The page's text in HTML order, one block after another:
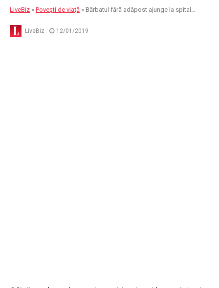
LiveBiz » Poveşti de viaţă » Bărbatul fără adăpost ajunge la spital
pentru investigaţii de urgenţă – Apoi personalul medical îşi dă seama
că nu era singur
LiveBiz 12/01/2019